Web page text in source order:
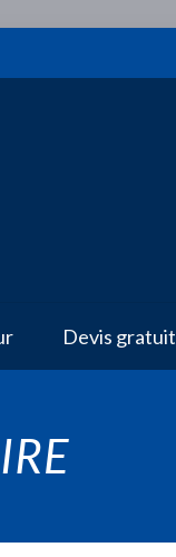
Devis gratuit